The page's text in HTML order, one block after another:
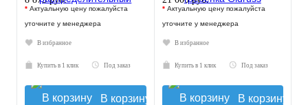
* Актуальную цену пожалуйста
уточните у менеджера
В избранное
Купить в 1 клик Под заказ
В корзину
* Актуальную цену пожалуйста
уточните у менеджера
В избранное
Купить в 1 клик Под заказ
В корзину